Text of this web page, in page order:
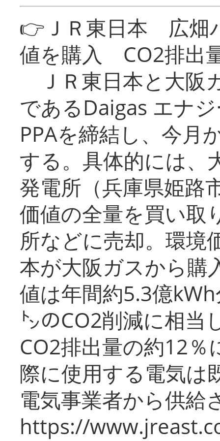
👉ＪＲ東日本 広畑
値を購入 CO2排出
ＪＲ東日本と大阪
であるDaigas エナ
PPAを締結し、今月
する。具体的には、
発電所（兵庫県姫路
価値の全量を買い取
所などに売却。環境
本が大阪ガスから購
値は年間約5.3億
㌧のCO2削減に相当
CO2排出量の約12％
際に使用する電気は
電気事業者から供給
https://